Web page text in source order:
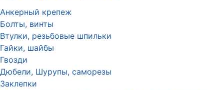
Анкерный крепеж
Болты, винты
Втулки, резьбовые шпильки
Гайки, шайбы
Гвозди
Дюбели, Шурупы, саморезы
Заклепки